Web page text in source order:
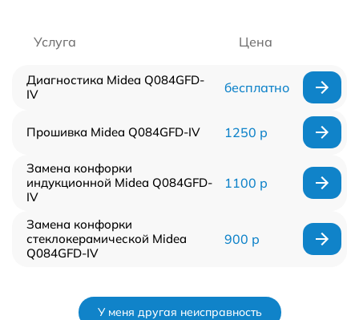
Услуга Цена
Диагностика Midea Q084GFD-
IV
бесплатно
Прошивка Midea Q084GFD-IV 1250 р
Замена конфорки
индукционной Midea Q084GFD-
IV
1100 р
Замена конфорки
стеклокерамической Midea
Q084GFD-IV
900 р
У меня другая неисправность